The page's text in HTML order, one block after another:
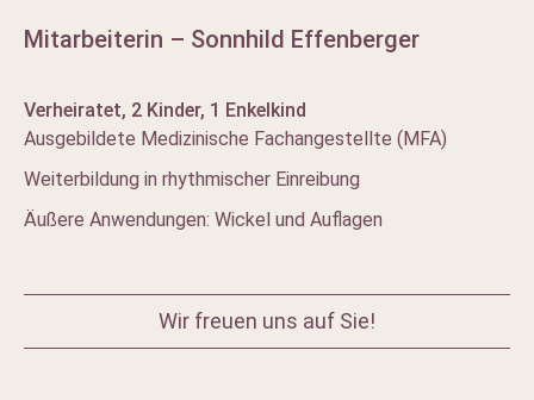
Mitarbeiterin – Sonnhild Effenberger
Verheiratet, 2 Kinder, 1 Enkelkind
Ausgebildete Medizinische Fachangestellte (MFA)
Weiterbildung in rhythmischer Einreibung
Äußere Anwendungen: Wickel und Auflagen
Wir freuen uns auf Sie!